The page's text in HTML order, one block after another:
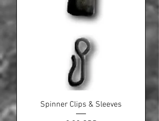
Spinner Clips & Sleeves